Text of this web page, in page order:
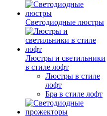
Светодиодные люстры
Люстры и светильники
в стиле лофт
Люстры в стиле
лофт
Бра в стиле лофт